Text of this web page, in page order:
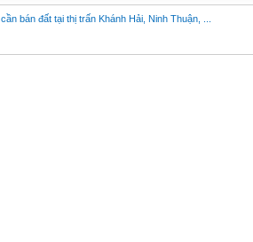
bán đất tại thị trấn Khánh Hải, Ninh Thuận, ...